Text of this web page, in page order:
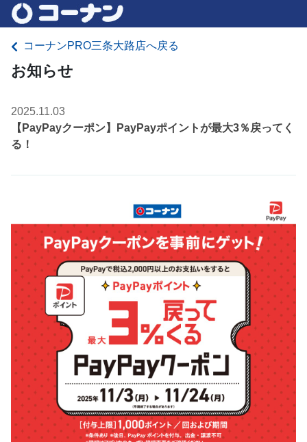
コーナンPRO三条大路店へ戻る
お知らせ
2025.11.03
【PayPayクーポン】PayPayポイントが最大3％戻ってく
る！